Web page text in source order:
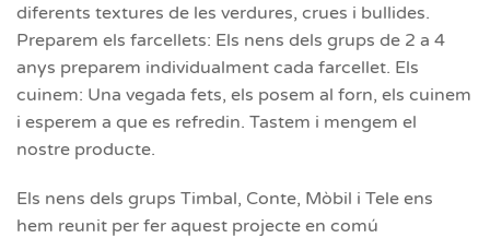
diferents textures de les verdures, crues i bullides.
Preparem els farcellets: Els nens dels grups de 2 a 4
anys preparem individualment cada farcellet. Els
cuinem: Una vegada fets, els posem al forn, els cuinem
i esperem a que es refredin. Tastem i mengem el
nostre producte.
Els nens dels grups Timbal, Conte, Mòbil i Tele ens
hem reunit per fer aquest projecte en comú